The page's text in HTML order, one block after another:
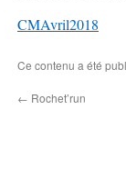
CMAvril2018
Ce contenu a été
← Rochet’run